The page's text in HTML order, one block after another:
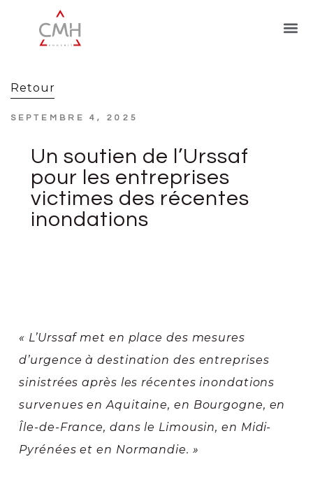
Retour
SEPTEMBRE 4, 2025
Un soutien de l’Urssaf
pour les entreprises
victimes des récentes
inondations
« L’Urssaf met en place des mesures
d’urgence à destination des entreprises
sinistrées après les récentes inondations
survenues en Aquitaine, en Bourgogne, en
Île-de-France, dans le Limousin, en Midi-
Pyrénées et en Normandie. »